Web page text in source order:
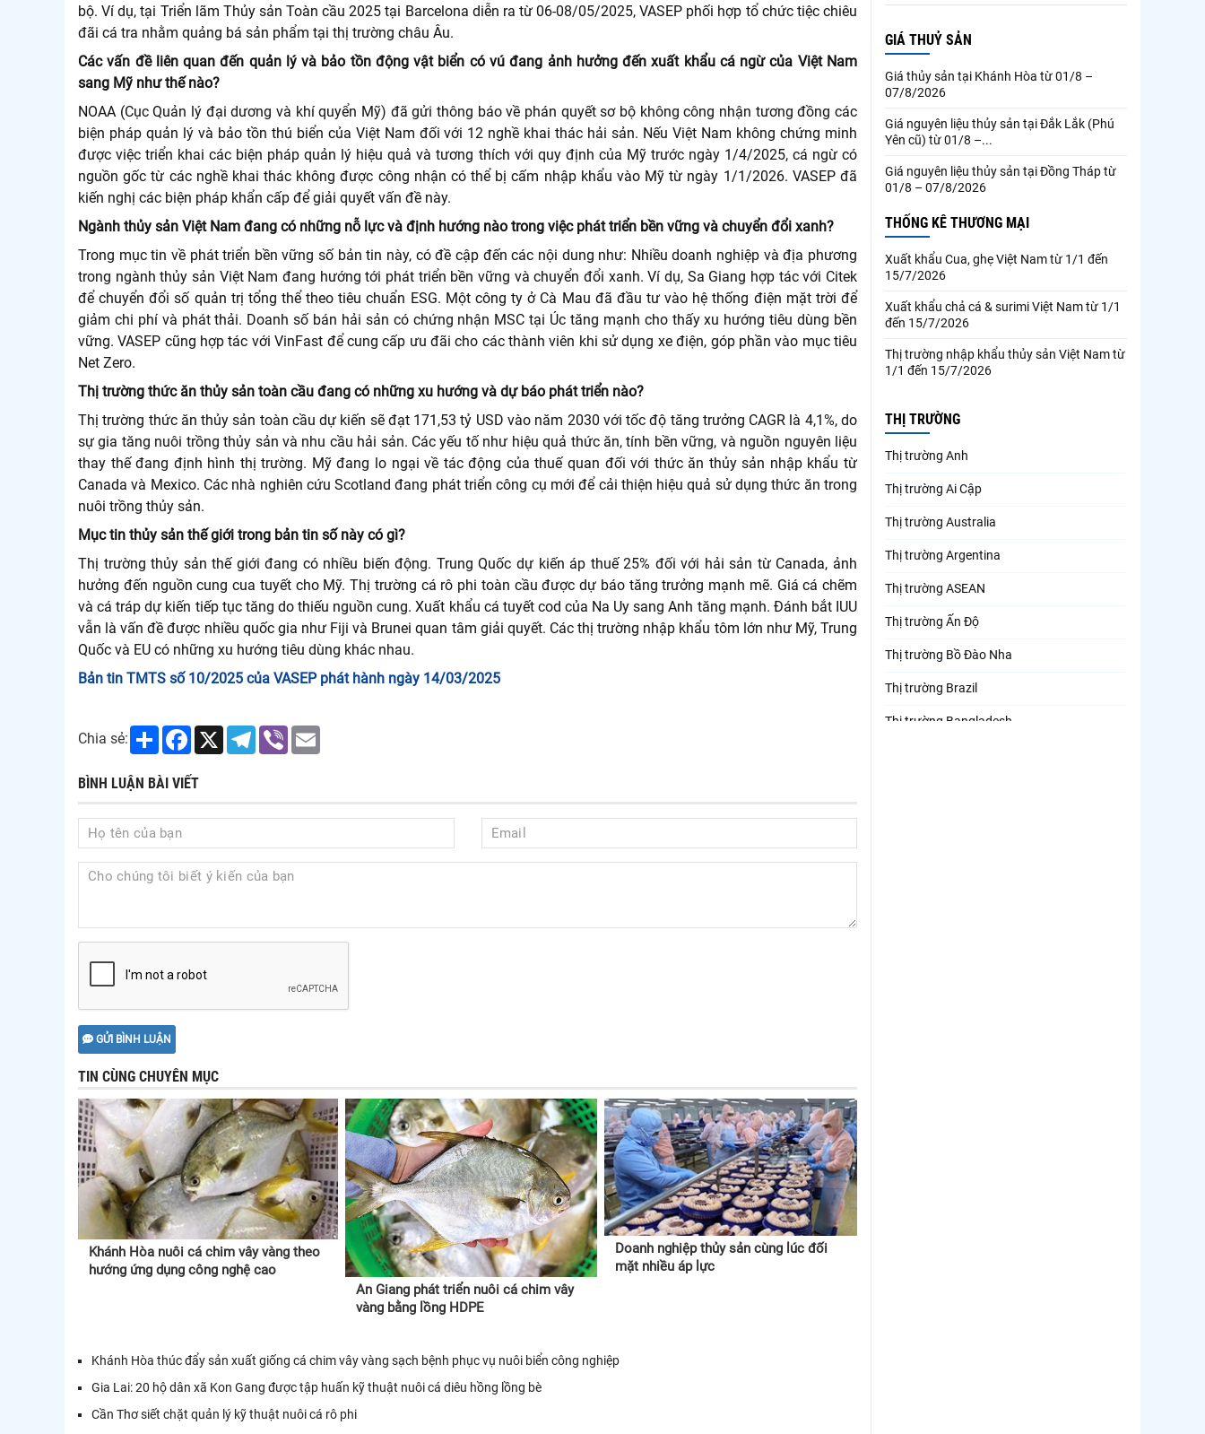
bộ. Ví dụ, tại Triển lãm Thủy sản Toàn cầu 2025 tại Barcelona diễn ra từ 06-08/05/2025, VASEP phối hợp tổ chức tiệc chiêu
đãi cá tra nhằm quảng bá sản phẩm tại thị trường châu Âu.
Các vấn đề liên quan đến quản lý và bảo tồn động vật biển có vú đang ảnh hưởng đến xuất khẩu cá ngừ của Việt Nam
sang Mỹ như thế nào?
NOAA (Cục Quản lý đại dương và khí quyển Mỹ) đã gửi thông báo về phán quyết sơ bộ không công nhận tương đồng các
biện pháp quản lý và bảo tồn thú biển của Việt Nam đối với 12 nghề khai thác hải sản. Nếu Việt Nam không chứng minh
được việc triển khai các biện pháp quản lý hiệu quả và tương thích với quy định của Mỹ trước ngày 1/4/2025, cá ngừ có
nguồn gốc từ các nghề khai thác không được công nhận có thể bị cấm nhập khẩu vào Mỹ từ ngày 1/1/2026. VASEP đã
kiến nghị các biện pháp khẩn cấp để giải quyết vấn đề này.
Ngành thủy sản Việt Nam đang có những nỗ lực và định hướng nào trong việc phát triển bền vững và chuyển đổi xanh?
Trong mục tin về phát triển bền vững số bản tin này, có đề cập đến các nội dung như: Nhiều doanh nghiệp và địa phương
trong ngành thủy sản Việt Nam đang hướng tới phát triển bền vững và chuyển đổi xanh. Ví dụ, Sa Giang hợp tác với Citek
để chuyển đổi số quản trị tổng thể theo tiêu chuẩn ESG. Một công ty ở Cà Mau đã đầu tư vào hệ thống điện mặt trời để
giảm chi phí và phát thải. Doanh số bán hải sản có chứng nhận MSC tại Úc tăng mạnh cho thấy xu hướng tiêu dùng bền
vững. VASEP cũng hợp tác với VinFast để cung cấp ưu đãi cho các thành viên khi sử dụng xe điện, góp phần vào mục tiêu
Net Zero.
Thị trường thức ăn thủy sản toàn cầu đang có những xu hướng và dự báo phát triển nào?
Thị trường thức ăn thủy sản toàn cầu dự kiến sẽ đạt 171,53 tỷ USD vào năm 2030 với tốc độ tăng trưởng CAGR là 4,1%, do
sự gia tăng nuôi trồng thủy sản và nhu cầu hải sản. Các yếu tố như hiệu quả thức ăn, tính bền vững, và nguồn nguyên liệu
thay thế đang định hình thị trường. Mỹ đang lo ngại về tác động của thuế quan đối với thức ăn thủy sản nhập khẩu từ
Canada và Mexico. Các nhà nghiên cứu Scotland đang phát triển công cụ mới để cải thiện hiệu quả sử dụng thức ăn trong
nuôi trồng thủy sản.
Mục tin thủy sản thế giới trong bản tin số này có gì?
Thị trường thủy sản thế giới đang có nhiều biến động. Trung Quốc dự kiến áp thuế 25% đối với hải sản từ Canada, ảnh
hưởng đến nguồn cung cua tuyết cho Mỹ. Thị trường cá rô phi toàn cầu được dự báo tăng trưởng mạnh mẽ. Giá cá chẽm
và cá tráp dự kiến tiếp tục tăng do thiếu nguồn cung. Xuất khẩu cá tuyết cod của Na Uy sang Anh tăng mạnh. Đánh bắt IUU
vẫn là vấn đề được nhiều quốc gia như Fiji và Brunei quan tâm giải quyết. Các thị trường nhập khẩu tôm lớn như Mỹ, Trung
Quốc và EU có những xu hướng tiêu dùng khác nhau.
Bản tin TMTS số 10/2025 của VASEP phát hành ngày 14/03/2025
Chia sẻ: Share Facebook
X Telegram
Viber
BÌNH LUẬN BÀI VIẾT
GỬI BÌNH LUẬN
TIN CÙNG CHUYÊN MỤC
Khánh Hòa nuôi cá chim vây vàng theo
hướng ứng dụng công nghệ cao
An Giang phát triển nuôi cá chim vây
vàng bằng lồng HDPE
Doanh nghiệp thủy sản cùng lúc đối
mặt nhiều áp lực
Khánh Hòa thúc đẩy sản xuất giống cá chim vây vàng sạch bệnh phục vụ nuôi biển công nghiệp
Gia Lai: 20 hộ dân xã Kon Gang được tập huấn kỹ thuật nuôi cá diêu hồng lồng bè
Cần Thơ siết chặt quản lý kỹ thuật nuôi cá rô phi
GIÁ THUỶ SẢN
Giá thủy sản tại Khánh Hòa từ 01/8 –
07/8/2026
Giá nguyên liệu thủy sản tại Đắk Lắk (Phú
Yên cũ) từ 01/8 –...
Giá nguyên liệu thủy sản tại Đồng Tháp từ
01/8 – 07/8/2026
THỐNG KÊ THƯƠNG MẠI
Xuất khẩu Cua, ghẹ Việt Nam từ 1/1 đến
15/7/2026
Xuất khẩu chả cá & surimi Việt Nam từ 1/1
đến 15/7/2026
Thị trường nhập khẩu thủy sản Việt Nam từ
1/1 đến 15/7/2026
THỊ TRƯỜNG
Thị trường Anh
Thị trường Ai Cập
Thị trường Australia
Thị trường Argentina
Thị trường ASEAN
Thị trường Ấn Độ
Thị trường Bồ Đào Nha
Thị trường Brazil
Thị trường Bangladesh